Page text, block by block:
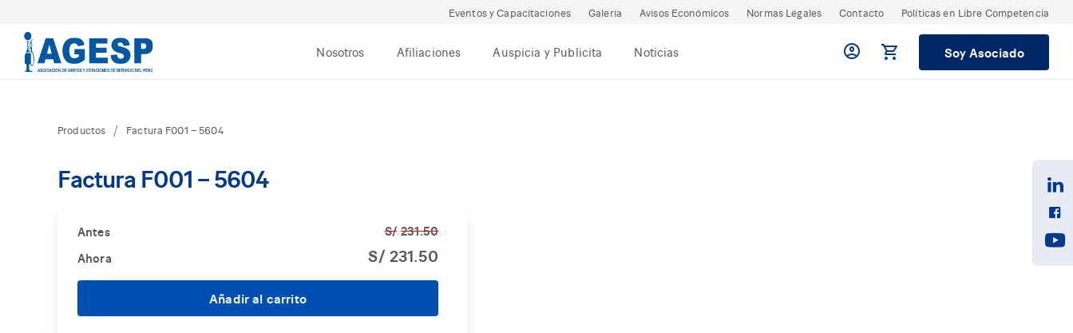
Eventos y Capacitaciones Galería Avisos Económicos Normas Legales Contacto Políticas en Libre Competencia
Nosotros Afiliaciones Auspicia y Publicita Noticias Soy Asociado
Productos Factura F001 – 5604
Factura F001 – 5604
Antes S/ 231.50
Ahora
S/ 231.50
Añadir al carrito